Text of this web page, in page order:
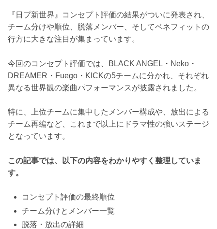
『日プ新世界』コンセプト評価の結果がついに発表され、
チーム分けや順位、脱落メンバー、そしてベネフィットの
行方に大きな注目が集まっています。
今回のコンセプト評価では、BLACK ANGEL・Neko・
DREAMER・Fuego・KICKの5チームに分かれ、それぞれ
異なる世界観の楽曲パフォーマンスが披露されました。
特に、上位チームに集中したメンバー構成や、放出による
チーム再編など、これまで以上にドラマ性の強いステージ
となっています。
この記事では、以下の内容をわかりやすく整理していま
す。
コンセプト評価の最終順位
チーム分けとメンバー一覧
脱落・放出の詳細